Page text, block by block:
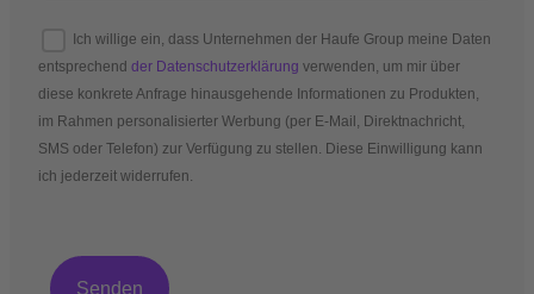
Ich willige ein, dass Unternehmen der Haufe Group meine Daten
entsprechend der Datenschutzerklärung verwenden, um mir über
diese konkrete Anfrage hinausgehende Informationen zu Produkten,
im Rahmen personalisierter Werbung (per E-Mail, Direktnachricht,
SMS oder Telefon) zur Verfügung zu stellen. Diese Einwilligung kann
ich jederzeit widerrufen.